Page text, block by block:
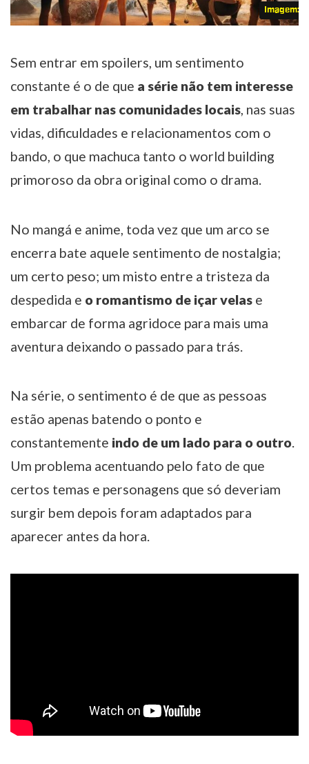
Imagem:
Sem entrar em spoilers, um sentimento
constante é o de que a série não tem interesse
em trabalhar nas comunidades locais, nas suas
vidas, dificuldades e relacionamentos com o
bando, o que machuca tanto o world building
primoroso da obra original como o drama.
No mangá e anime, toda vez que um arco se
encerra bate aquele sentimento de nostalgia;
um certo peso; um misto entre a tristeza da
despedida e o romantismo de içar velas e
embarcar de forma agridoce para mais uma
aventura deixando o passado para trás.
Na série, o sentimento é de que as pessoas
estão apenas batendo o ponto e
constantemente indo de um lado para o outro.
Um problema acentuando pelo fato de que
certos temas e personagens que só deveriam
surgir bem depois foram adaptados para
aparecer antes da hora.